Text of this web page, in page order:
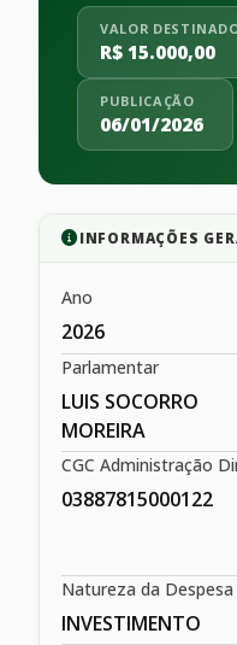
VALOR
R$ 15.000,00
PUBLICAÇÃO
06/01/2026
INFORMAÇÕES
Ano
2026
Parlamentar
LUIS SOCORRO
MOREIRA
CGC Administração
03887815000122
Natureza da Despesa
INVESTIMENTO